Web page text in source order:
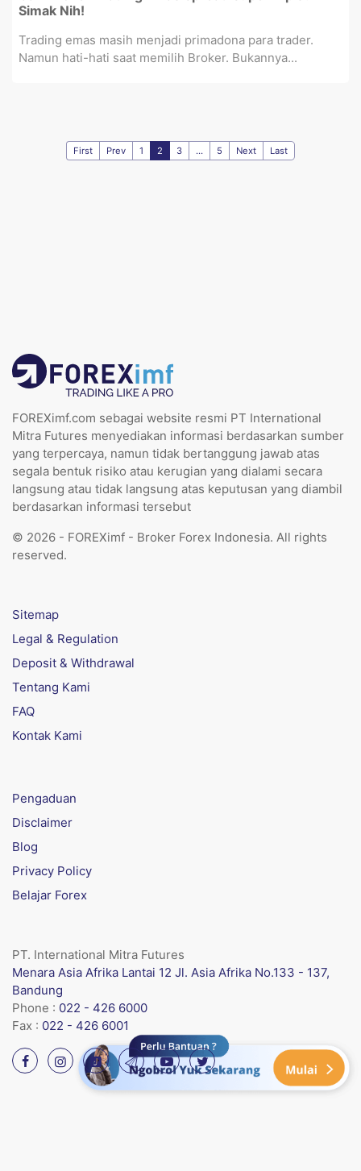
Simak Nih!
Trading emas masih menjadi primadona para trader.
Namun hati-hati saat memilih Broker. Bukannya...
First Prev 1 2 3 ... 5 Next Last
FOREXimf.com sebagai website resmi PT International
Mitra Futures menyediakan informasi berdasarkan sumber
yang terpercaya, namun tidak bertanggung jawab atas
segala bentuk risiko atau kerugian yang dialami secara
langsung atau tidak langsung atas keputusan yang diambil
berdasarkan informasi tersebut
© 2026 - FOREXimf - Broker Forex Indonesia. All rights
reserved.
Sitemap
Legal & Regulation
Deposit & Withdrawal
Tentang Kami
FAQ
Kontak Kami
Pengaduan
Disclaimer
Blog
Privacy Policy
Belajar Forex
PT. International Mitra Futures
Menara Asia Afrika Lantai 12 Jl. Asia Afrika No.133 - 137,
Bandung
Phone : 022 - 426 6000
Fax : 022 - 426 6001